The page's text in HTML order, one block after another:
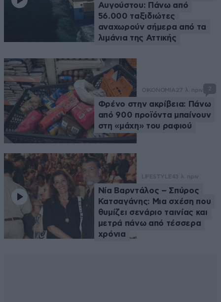
Αυγούστου: Πάνω από
56.000 ταξιδιώτες
αναχωρούν σήμερα από τα
λιμάνια της Αττικής
ΟΙΚΟΝΟΜΙΑ27 λ. πριν 2
Φρένο στην ακρίβεια: Πάνω
από 900 προϊόντα μπαίνουν
στη «μάχη» του ραφιού
LIFESTYLE43 λ. πριν
Νία Βαρντάλος – Σπύρος
Κατσαγάνης: Μια σχέση που
θυμίζει σενάριο ταινίας και
μετρά πάνω από τέσσερα
χρόνια